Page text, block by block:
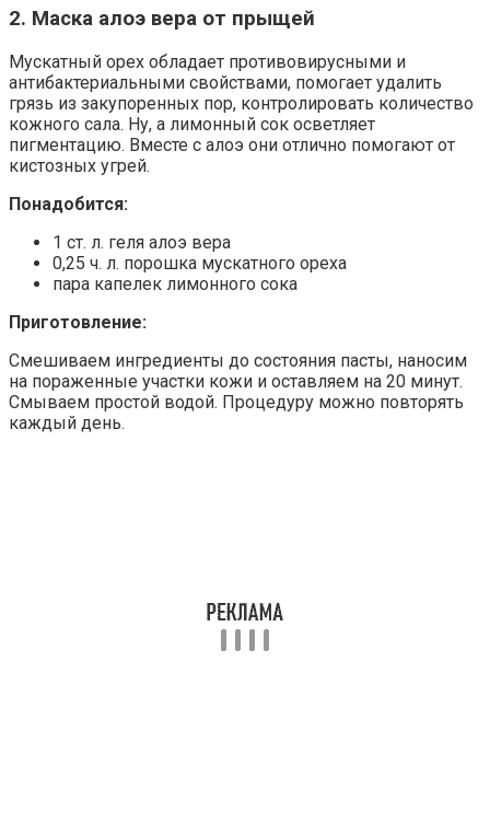
2. Маска алоэ вера от прыщей
Мускатный орех обладает противовирусными и
антибактериальными свойствами, помогает удалить
грязь из закупоренных пор, контролировать количество
кожного сала. Ну, а лимонный сок осветляет
пигментацию. Вместе с алоэ они отлично помогают от
кистозных угрей.
Понадобится:
1 ст. л. геля алоэ вера
0,25 ч. л. порошка мускатного ореха
пара капелек лимонного сока
Приготовление:
Смешиваем ингредиенты до состояния пасты, наносим
на пораженные участки кожи и оставляем на 20 минут.
Смываем простой водой. Процедуру можно повторять
каждый день.